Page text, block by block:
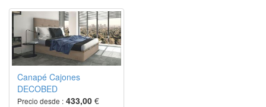
Canapé Cajones
DECOBED
Precio desde : 433,00 €